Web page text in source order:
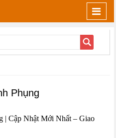
Phụng
| Cập Nhật Mới Nhất – Giao